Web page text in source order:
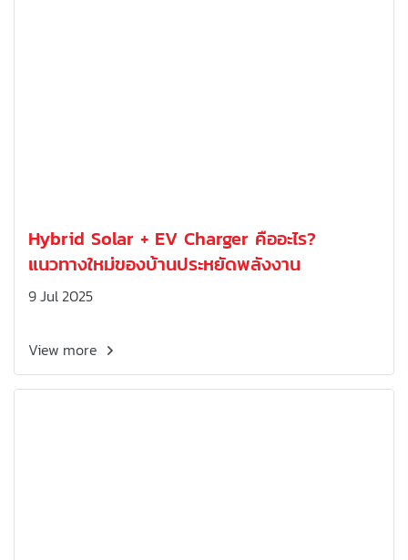
Hybrid Solar + EV Charger คืออะไร?
แนวทางใหม่ของบ้านประหยัดพลังงาน
9 Jul 2025
View more